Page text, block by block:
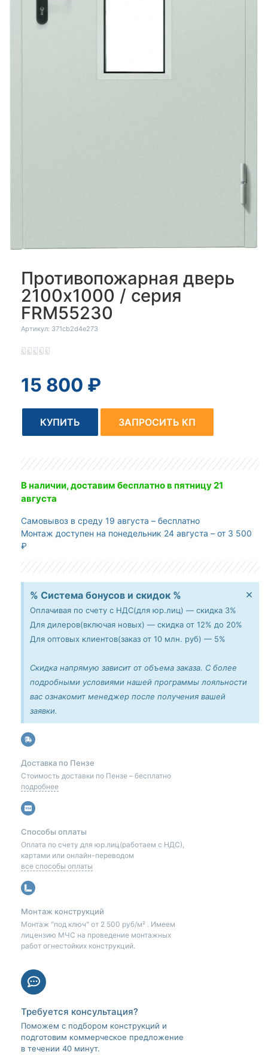
Противопожарная дверь
2100x1000 / серия
FRM55230
Артикул: 371cb2d4e273
    
15 800 ₽
КУПИТЬ ЗАПРОСИТЬ КП
В наличии, доставим бесплатнов пятницу 21
августа
Самовывоз в среду 19 августа – бесплатно
Монтаж доступен на понедельник 24 августа – от 3 500
₽
% Система бонусов и скидок %
Оплачивая по счету с НДС(для юр.лиц) — скидка 3%
Для дилеров(включая новых) — скидка от 12% до 20%
Для оптовых клиентов(заказ от 10 млн. руб) — 5%
Скидка напрямую зависит от объема заказа. С более
подробными условиями нашей программы лояльности
вас ознакомит менеджер после получения вашей
заявки.
×
Доставка по Пензе
Стоимость доставки по Пензе – бесплатно
подробнее
Способы оплаты
Оплата по счету для юр.лиц(работаем с НДС),
картами или онлайн-переводом
все способы оплаты
Монтаж конструкций
Монтаж "под ключ" от 2 500 руб/м² . Имеем
лицензию МЧС на проведение монтажных
работ огнестойких конструкций.
Требуется консультация?
Поможем с подбором конструкций и
подготовим коммерческое предложение
в течении 40 минут.